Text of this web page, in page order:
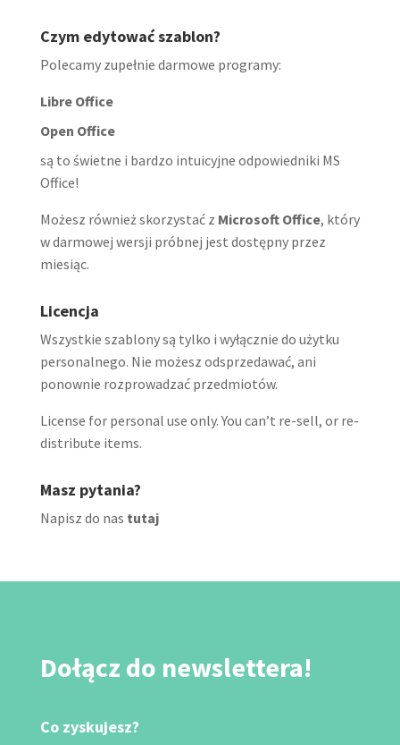
Czym edytować szablon?
Polecamy zupełnie darmowe programy:
Libre Office
Open Office
są to świetne i bardzo intuicyjne odpowiedniki MS
Office!
Możesz również skorzystać z Microsoft Office, który
w darmowej wersji próbnej jest dostępny przez
miesiąc.
Licencja
Wszystkie szablony są tylko i wyłącznie do użytku
personalnego. Nie możesz odsprzedawać, ani
ponownie rozprowadzać przedmiotów.
License for personal use only. You can’t re-sell, or re-
distribute items.
Masz pytania?
Napisz do nas tutaj
Dołącz do newslettera!
Co zyskujesz?